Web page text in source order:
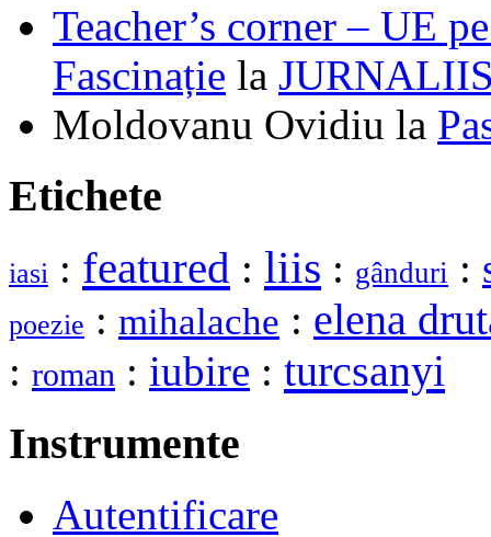
Teacher’s corner – UE
Fascinație la
Moldovanu Ovidiu la
Etichete
iasi : featured : liis : gânduri :
poezie : mihalache : elena
: roman : iubire : turcsanyi
Instrumente
Autentificare